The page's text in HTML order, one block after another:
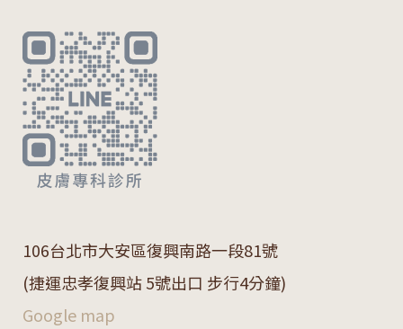
106台北市大安區復興南路一段81號
(捷運忠孝復興站 5號出口 步行4分鐘)
Google map